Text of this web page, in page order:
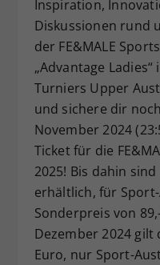
Inspiration,
Diskussionen rund
der FE&MALE
„Advantage
Turniers Upper
und sichere dir
November 2024
Ticket für die
2025! Bis dahin
erhältlich, für
Sonderpreis von
Dezember 2024
Euro, nur Sport-
Zweck
Dieser
zufällig
hat.